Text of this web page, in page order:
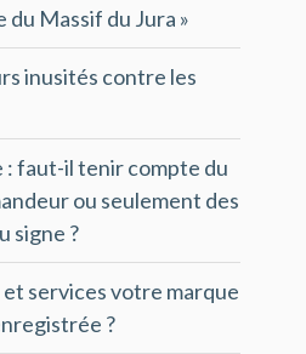
Massif du Jura »
inusités contre les
: faut-il tenir compte du
ou seulement des
signe ?
services votre marque
?